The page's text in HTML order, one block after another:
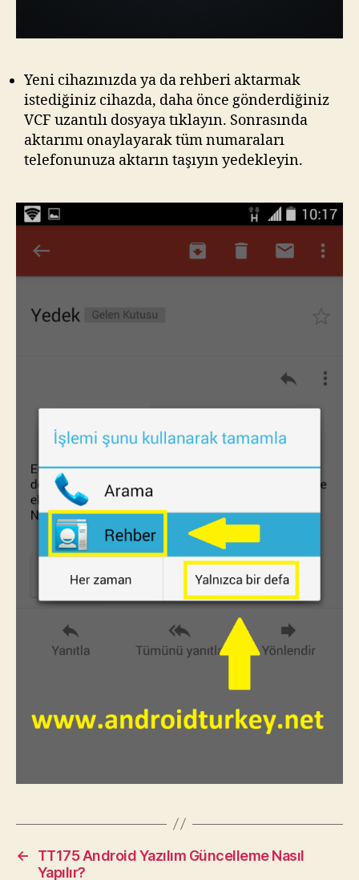
Yeni cihazınızda ya da rehberi aktarmak
istediğiniz cihazda, daha önce gönderdiğiniz
VCF uzantılı dosyaya tıklayın. Sonrasında
aktarımı onaylayarak tüm numaraları
telefonunuza aktarın taşıyın yedekleyin.
←
TT175 Android Yazılım Güncelleme Nasıl
Yapılır?